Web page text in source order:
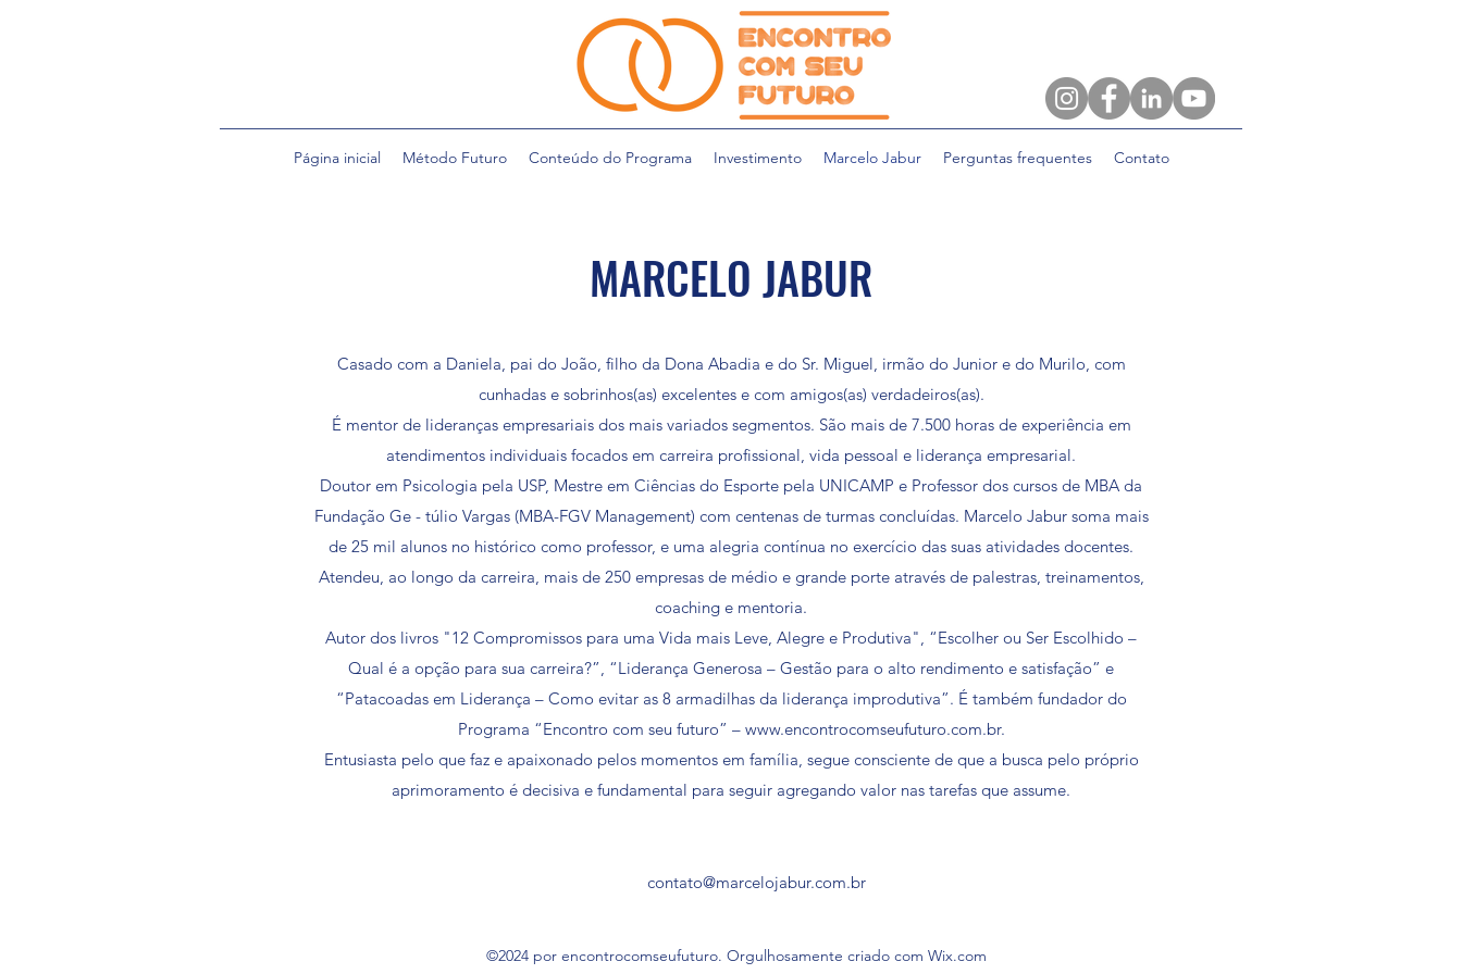
Página inicial Método Futuro Conteúdo do Programa Investimento Marcelo Jabur Perguntas frequentes Contato
MARCELO JABUR
Casado com a Daniela, pai do João, filho da Dona Abadia e do Sr. Miguel, irmão do Junior e do Murilo, com
cunhadas e sobrinhos(as) excelentes e com amigos(as) verdadeiros(as).
É mentor de lideranças empresariais dos mais variados segmentos. São mais de 7.500 horas de experiência em
atendimentos individuais focados em carreira profissional, vida pessoal e liderança empresarial.
Doutor em Psicologia pela USP, Mestre em Ciências do Esporte pela UNICAMP e Professor dos cursos de MBA da
Fundação Ge - túlio Vargas (MBA-FGV Management) com centenas de turmas concluídas. Marcelo Jabur soma mais
de 25 mil alunos no histórico como professor, e uma alegria contínua no exercício das suas atividades docentes.
Atendeu, ao longo da carreira, mais de 250 empresas de médio e grande porte através de palestras, treinamentos,
coaching e mentoria.
Autor dos livros "12 Compromissos para uma Vida mais Leve, Alegre e Produtiva", “Escolher ou Ser Escolhido –
Qual é a opção para sua carreira?”, “Liderança Generosa – Gestão para o alto rendimento e satisfação” e
“Patacoadas em Liderança – Como evitar as 8 armadilhas da liderança improdutiva”. É também fundador do
Programa “Encontro com seu futuro” – www.encontrocomseufuturo.com.br.
Entusiasta pelo que faz e apaixonado pelos momentos em família, segue consciente de que a busca pelo próprio
aprimoramento é decisiva e fundamental para seguir agregando valor nas tarefas que assume.
contato@marcelojabur.com.br
©2024 por encontrocomseufuturo. Orgulhosamente criado com Wix.com